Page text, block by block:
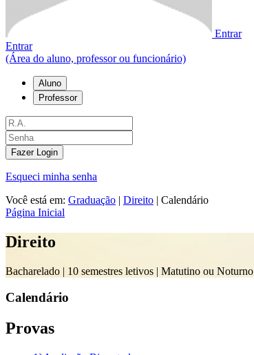
Entrar
Entrar
(Área do aluno, professor ou funcionário)
Aluno
Professor
Fazer Login
Esqueci minha senha
Você está em: Graduação | Direito | Calendário
Página Inicial
Direito
Bacharelado | 10 semestres letivos | Matutino ou Noturno
Calendário
Provas